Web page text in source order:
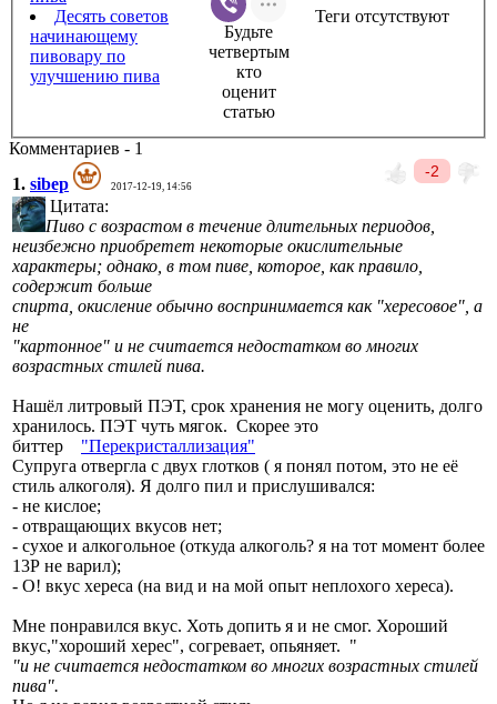
Десять советов
начинающему
пивовару по
улучшению пива
Будьте
четвертым
кто
оценит
статью
Теги отсутствуют
Комментариев - 1
-2
1. sibep 2017-12-19, 14:56
Цитата:
Пиво с возрастом в течение длительных периодов,
неизбежно приобретет некоторые окислительные
характеры; однако, в том пиве, которое, как правило,
содержит больше
спирта, окисление обычно воспринимается как "хересовое", а
не
"картонное" и не считается недостатком во многих
возрастных стилей пива.
Нашёл литровый ПЭТ, срок хранения не могу оценить, долго
хранилось. ПЭТ чуть мягок. Скорее это
биттер "Перекристаллизация"
Супруга отвергла с двух глотков ( я понял потом, это не её
стиль алкоголя). Я долго пил и прислушивался:
- не кислое;
- отвращающих вкусов нет;
- сухое и алкогольное (откуда алкоголь? я на тот момент более
13Р не варил);
- О! вкус хереса (на вид и на мой опыт неплохого хереса).
Мне понравился вкус. Хоть допить я и не смог. Хороший
вкус,"хороший херес", согревает, опьяняет. "
"и не считается недостатком во многих возрастных стилей
пива".